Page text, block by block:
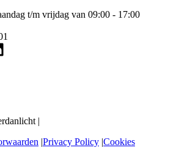
t/m vrijdag van 09:00 - 17:00
|
Privacy Policy Cookies